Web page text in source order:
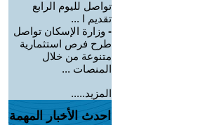
تواصل لليوم الرابع
تقديم ا ...
- وزارة الإسكان تواصل
طرح فرص استثمارية
متنوعة من خلال
المنصات ...
المزيد.....
احدث الأخبار المهمة